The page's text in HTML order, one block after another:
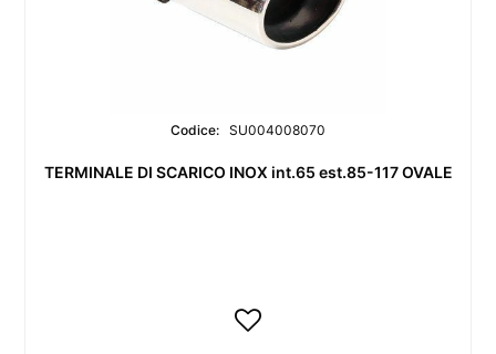
Codice: SU004008070
TERMINALE DI SCARICO INOX int.65 est.85-117 OVALE